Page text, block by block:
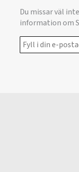
Du missar väl
information om